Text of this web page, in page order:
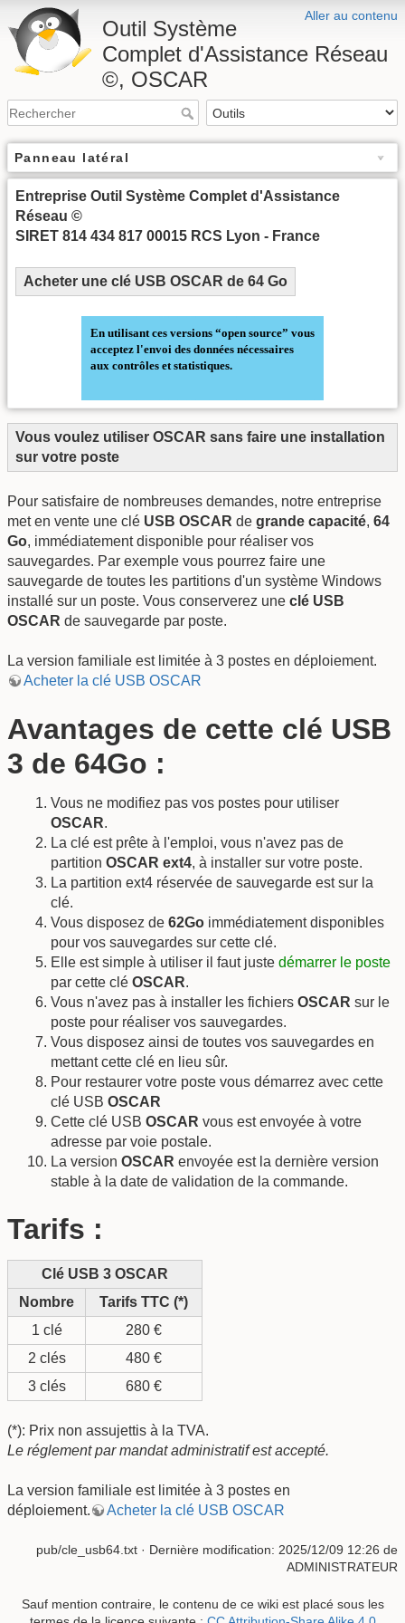
Aller au contenu
Outil Système
Complet d'Assistance Réseau
©, OSCAR
Panneau latéral
Entreprise Outil Système Complet d'Assistance
Réseau ©
SIRET 814 434 817 00015 RCS Lyon - France
Acheter une clé USB OSCAR de 64 Go
En utilisant ces versions “open source” vous
acceptez l'envoi des données nécessaires
aux contrôles et statistiques.
Vous voulez utiliser OSCAR sans faire une installation
sur votre poste
Pour satisfaire de nombreuses demandes, notre entreprise
met en vente une clé USB OSCAR de grande capacité, 64
Go, immédiatement disponible pour réaliser vos
sauvegardes. Par exemple vous pourrez faire une
sauvegarde de toutes les partitions d'un système Windows
installé sur un poste. Vous conserverez une clé USB
OSCAR de sauvegarde par poste.
La version familiale est limitée à 3 postes en déploiement.
Acheter la clé USB OSCAR
Avantages de cette clé USB
3 de 64Go :
Vous ne modifiez pas vos postes pour utiliser
OSCAR.
La clé est prête à l'emploi, vous n'avez pas de
partition OSCAR ext4, à installer sur votre poste.
La partition ext4 réservée de sauvegarde est sur la
clé.
Vous disposez de 62Go immédiatement disponibles
pour vos sauvegardes sur cette clé.
Elle est simple à utiliser il faut juste démarrer le poste
par cette clé OSCAR.
Vous n'avez pas à installer les fichiers OSCAR sur le
poste pour réaliser vos sauvegardes.
Vous disposez ainsi de toutes vos sauvegardes en
mettant cette clé en lieu sûr.
Pour restaurer votre poste vous démarrez avec cette
clé USB OSCAR
Cette clé USB OSCAR vous est envoyée à votre
adresse par voie postale.
La version OSCAR envoyée est la dernière version
stable à la date de validation de la commande.
Tarifs :
Clé USB 3 OSCAR
Nombre
Tarifs TTC (*)
1 clé
280 €
2 clés
480 €
3 clés
680 €
(*): Prix non assujettis à la TVA.
Le réglement par mandat administratif est accepté.
La version familiale est limitée à 3 postes en
déploiement.
Acheter la clé USB OSCAR
pub/cle_usb64.txt · Dernière modification: 2025/12/09 12:26 de
ADMINISTRATEUR
Sauf mention contraire, le contenu de ce wiki est placé sous les